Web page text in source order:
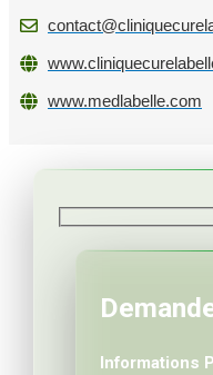
www.medlabelle.com
Informations